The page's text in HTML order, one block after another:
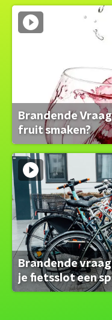
Brandende
fruit smaken?
Brandende
je fietsslot een